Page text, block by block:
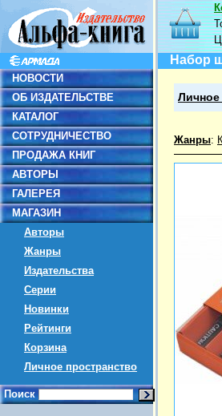
НОВОСТИ
ОБ ИЗДАТЕЛЬСТВЕ
КАТАЛОГ
СОТРУДНИЧЕСТВО
ПРОДАЖА КНИГ
АВТОРЫ
ГАЛЕРЕЯ
МАГАЗИН
Авторы
Жанры
Издательства
Серии
Новинки
Рейтинги
Корзина
Личное пространство
Поиск
Набор
Личное
Жанры: